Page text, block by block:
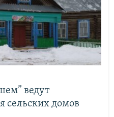
ведут
сельских домов